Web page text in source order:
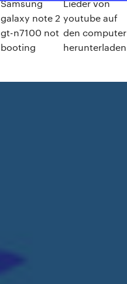
Samsung
galaxy note 2
gt-n7100 not
booting
Lieder von
youtube auf
den computer
herunterladen